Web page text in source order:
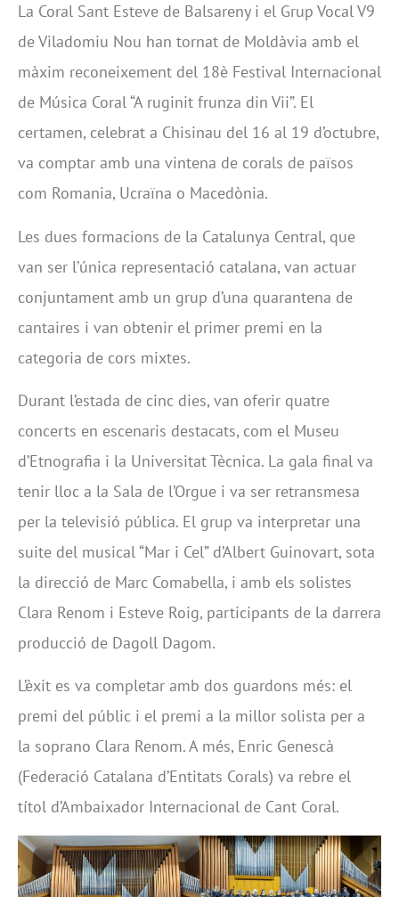
La Coral Sant Esteve de Balsareny i el Grup Vocal V9
de Viladomiu Nou han tornat de Moldàvia amb el
màxim reconeixement del 18è Festival Internacional
de Música Coral “A ruginit frunza din Vii”. El
certamen, celebrat a Chisinau del 16 al 19 d’octubre,
va comptar amb una vintena de corals de països
com Romania, Ucraïna o Macedònia.
Les dues formacions de la Catalunya Central, que
van ser l’única representació catalana, van actuar
conjuntament amb un grup d’una quarantena de
cantaires i van obtenir el primer premi en la
categoria de cors mixtes.
Durant l’estada de cinc dies, van oferir quatre
concerts en escenaris destacats, com el Museu
d’Etnografia i la Universitat Tècnica. La gala final va
tenir lloc a la Sala de l’Orgue i va ser retransmesa
per la televisió pública. El grup va interpretar una
suite del musical “Mar i Cel” d’Albert Guinovart, sota
la direcció de Marc Comabella, i amb els solistes
Clara Renom i Esteve Roig, participants de la darrera
producció de Dagoll Dagom.
L’èxit es va completar amb dos guardons més: el
premi del públic i el premi a la millor solista per a
la soprano Clara Renom. A més, Enric Genescà
(Federació Catalana d’Entitats Corals) va rebre el
títol d’Ambaixador Internacional de Cant Coral.